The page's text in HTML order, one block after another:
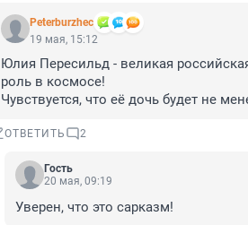
Peterburzhec
19 мая, 15:12
Юлия Пересильд - великая
роль в космосе!
Чувствуется, что её дочь будет не
ОТВЕТИТЬ 2
Гость
20 мая, 09:19
Уверен, что это сарказм!